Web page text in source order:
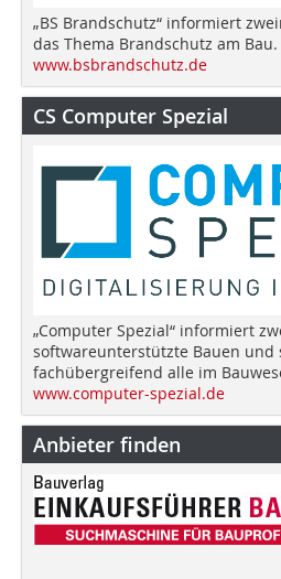
„BS Brandschutz“ informiert
das Thema Brandschutz am Bau.
www.bsbrandschutz.de
CS Computer Spezial
„Computer Spezial“ informiert
softwareunterstützte Bauen und
fachübergreifend alle im
www.computer-spezial.de
Anbieter finden